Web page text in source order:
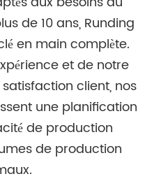
de 10 ans, Runding
en main complète.
et de notre
client, nos
une planification
de production
de production